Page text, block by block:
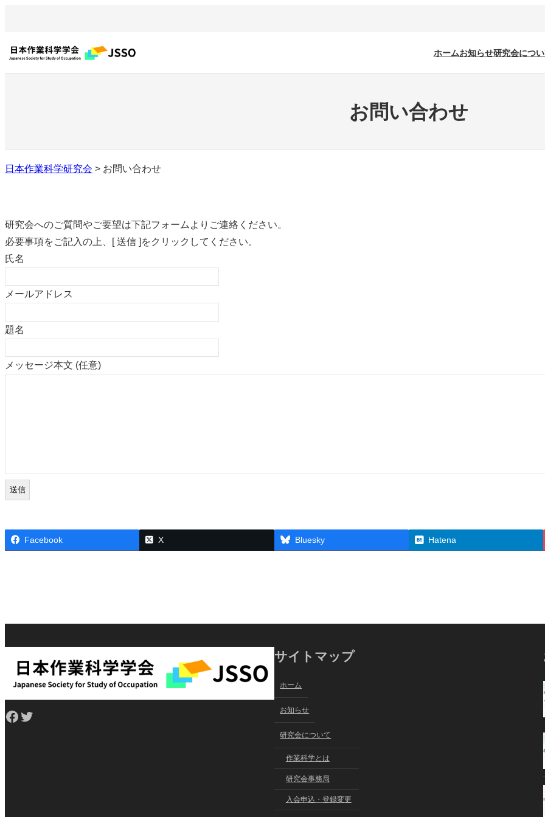
を
ス
ホームお知らせ研究会につ
お問い合わせ
日本作業科学研究会 > お問い合わせ
研究会へのご質問やご要望は下記フォームよりご連絡ください。
必要事項をご記入の上、[ 送信 ]をクリックしてください。
氏名
メールアドレス
題名
メッセージ本文 (任意)
Facebook X Bluesky Hatena
Facebook Twitter
サイトマップ
ホーム
お知らせ
研究会について
作業科学とは
研究会事務局
入会申込・登録変更